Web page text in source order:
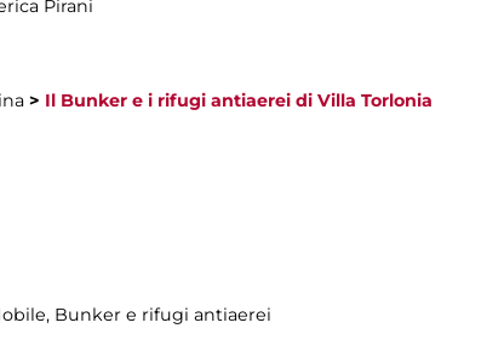
Pirani
> Il Bunker e i rifugi antiaerei di Villa Torlonia
Bunker e rifugi antiaerei